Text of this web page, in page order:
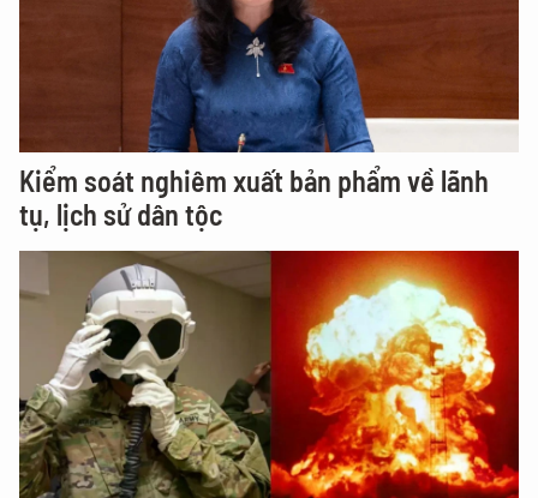
Kiểm soát nghiêm xuất bản phẩm về lãnh
tụ, lịch sử dân tộc